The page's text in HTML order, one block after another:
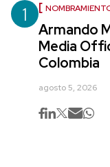
1
Armando
Media
Colombia
agosto 5, 2026